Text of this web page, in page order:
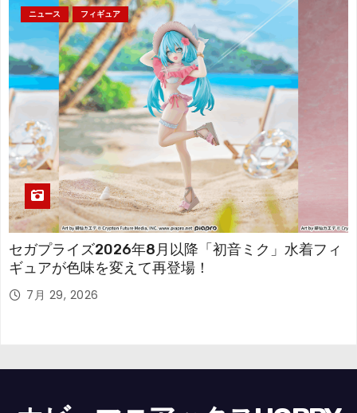
ニュース フィギュア
セガプライズ2026年8月以降「初音ミク」水着フィ
ギュアが色味を変えて再登場！
7月 29, 2026